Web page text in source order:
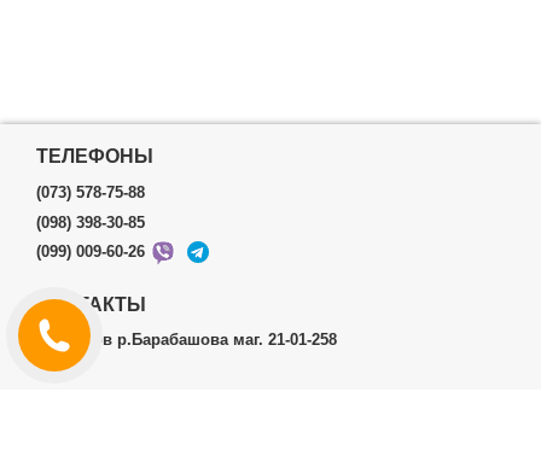
ТЕЛЕФОНЫ
(073) 578-75-88
(098) 398-30-85
(099) 009-60-26
КОНТАКТЫ
г.Харьков р.Барабашова маг. 21-01-258